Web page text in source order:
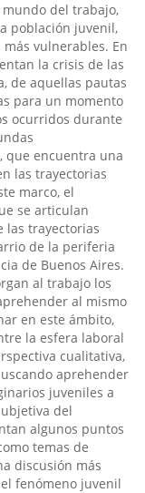
del trabajo,
población juvenil,
vulnerables. En
la crisis de las
de aquellas pautas
para un momento
ocurridos durante
que encuentra una
las trayectorias
marco, el
se articulan
las trayectorias
de la periferia
de Buenos Aires.
al trabajo los
al mismo
en este ámbito,
la esfera laboral
cualitativa,
aprehender
juveniles a
del
algunos puntos
temas de
discusión más
fenómeno juvenil